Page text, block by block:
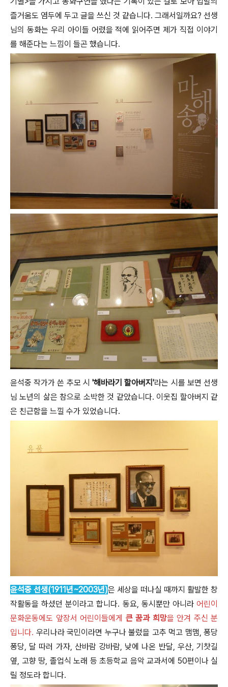
즐거움도 염두에 두고 글을 쓰신 것 같습니다. 그래서일까요? 선생
님의 동화는 우리 아이들 어렸을 적에 읽어주면 제가 직접 이야기
를 해준다는 느낌이 들곤 했습니다.
윤석중 작가가 쓴 추모 시'해바라기 할아버지'라는 시를 보면 선생
님 노년의 삶은 참으로 소박한 것 같았습니다. 이웃집 할아버지 같
은 친근함을 느낄 수가 있었습니다.
윤석중 선생(1911년~2003년)은 세상을 떠나실 때까지 활발한 창
작활동을 하셨던 분이라고 합니다. 동요, 동시뿐만 아니라 어린이
문화운동에도 앞장서 어린이들에게 큰 꿈과 희망을 안겨 주신 분
입니다. 우리나라 국민이라면 누구나 불렀을 고추 먹고 맴맴, 퐁당
퐁당, 달 따러 가자, 산바람 강바람, 낮에 나온 반달, 우산, 기찻길
옆, 고향 땅, 졸업식 노래 등 초등학교 음악 교과서에 50편이나 실
릴 정도라 합니다.